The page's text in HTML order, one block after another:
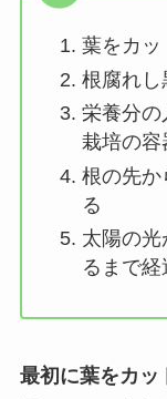
葉をカッ
根腐れし
栄養分の
栽培の容
根の先か
る
太陽の
るまで
最初に葉をカッ